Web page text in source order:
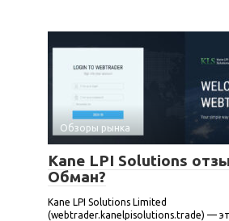
Обзоры рынка
Kane LPI Solutions
Обман?
Kane LPI Solutions Limited
(webtrader.kanelpisolutions.trade) —